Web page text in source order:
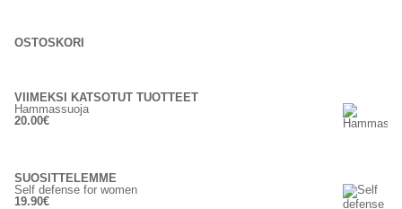
OSTOSKORI
VIIMEKSI KATSOTUT TUOTTEET
Hammassuoja
20.00€
SUOSITTELEMME
Self defense for women
19.90€